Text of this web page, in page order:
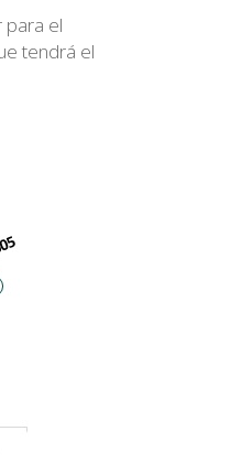
para el
tendrá el